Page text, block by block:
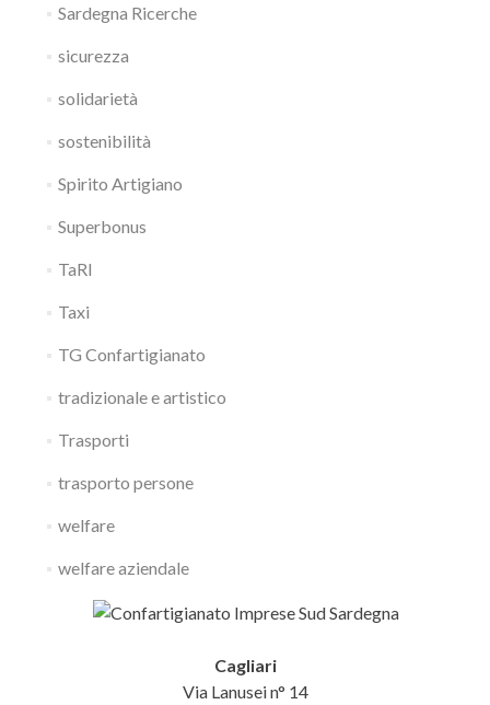
Sardegna Ricerche
sicurezza
solidarietà
sostenibilità
Spirito Artigiano
Superbonus
TaRI
Taxi
TG Confartigianato
tradizionale e artistico
Trasporti
trasporto persone
welfare
welfare aziendale
Cagliari
Via Lanusei n° 14